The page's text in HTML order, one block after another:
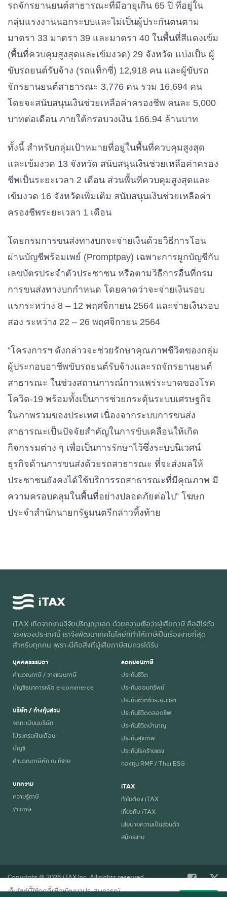
รถจักรยานยนต์สาธารณะที่มีอายุเกิน 65 ปี ที่อยู่ใน
กลุ่มแรงงานนอกระบบและไม่เป็นผู้ประกันตนตาม
มาตรา 33 มาตรา 39 และมาตรา 40 ในพื้นที่สีแดงเข้ม
(พื้นที่ควบคุมสูงสุดและเข้มงวด) 29 จังหวัด แบ่งเป็น ผู้
ขับรถยนต์รับจ้าง (รถแท็กซี่) 12,918 คน และผู้ขับรถ
จักรยานยนต์สาธารณะ 3,776 คน รวม 16,694 คน
โดยจะสนับสนุนเงินช่วยเหลือค่าครองชีพ คนละ 5,000
บาทต่อเดือน ภายใต้กรอบวงเงิน 166.94 ล้านบาท
ทั้งนี้ สำหรับกลุ่มเป้าหมายที่อยู่ในพื้นที่ควบคุมสูงสุด
และเข้มงวด 13 จังหวัด สนับสนุนเงินช่วยเหลือค่าครอง
ชีพเป็นระยะเวลา 2 เดือน ส่วนพื้นที่ควบคุมสูงสุดและ
เข้มงวด 16 จังหวัดเพิ่มเติม สนับสนุนเงินช่วยเหลือค่า
ครองชีพระยะเวลา 1 เดือน
โดยกรมการขนส่งทางบกจะจ่ายเงินด้วยวิธีการโอน
ผ่านบัญชีพร้อมเพย์ (Promptpay) เฉพาะการผูกบัญชีกับ
เลขบัตรประจำตัวประชาชน หรือตามวิธีการอื่นที่กรม
การขนส่งทางบกกำหนด โดยคาดว่าจะจ่ายเงินรอบ
แรกระหว่าง 8 – 12 พฤศจิกายน 2564 และจ่ายเงินรอบ
สอง ระหว่าง 22 – 26 พฤศจิกายน 2564
“โครงการฯ ดังกล่าวจะช่วยรักษาคุณภาพชีวิตของกลุ่ม
ผู้ประกอบอาชีพขับรถยนต์รับจ้างและรถจักรยานยนต์
สาธารณะ ในช่วงสถานการณ์การแพร่ระบาดของโรค
โควิด-19 พร้อมทั้งเป็นการช่วยกระตุ้นระบบเศรษฐกิจ
ในภาพรวมของประเทศ เนื่องจากระบบการขนส่ง
สาธารณะเป็นปัจจัยสำคัญในการขับเคลื่อนให้เกิด
กิจกรรมต่าง ๆ เพื่อเป็นการรักษาไว้ซึ่งระบบนิเวศน์
ธุรกิจด้านการขนส่งด้วยรถสาธารณะ ที่จะส่งผลให้
ประชาชนยังคงได้ใช้บริการรถสาธารณะที่มีคุณภาพ มี
ความครอบคลุมในพื้นที่อย่างปลอดภัยต่อไป” โฆษก
ประจำสำนักนายกรัฐมนตรีกล่าวทิ้งท้าย
iTAX เกิดจากงานวิจัยปริญญาเอก ด้วยความเชื่อว่าผู้เสียภาษี คือฮีโร่ตัว
จริงของประเทศนี้ เราจึงพัฒนาเทคโนโลยีที่ทำให้ภาษีเป็นเรื่องง่ายที่สุด
สำหรับทุกคน เพราะนี่คือสิ่งที่ผู้เสียภาษีสมควรได้รับ
บุคคลธรรมดา
คำนวณภาษี / วางแผนภาษี
บัญชีธนาคารเพื่อ e-commerce
บริษัท / ห้างหุ้นส่วน
จดทะเบียนบริษัท
โปรแกรมเงินเดือน
บัญชี
คำนวณภาษีหัก ณ ที่จ่าย
บทความ
ความรู้ภาษี
ข่าวภาษี
ลดหย่อนภาษี
ประกันชีวิต
ประกันออมทรัพย์
ประกันชีวิตชั่วระยะเวลา
ประกันชีวิตตลอดชีพ
ประกันชีวิตบำนาญ
ประกันสุขภาพ
ประกันโรคร้ายแรง
กองทุน RMF / Thai ESG
iTAX
ทำไมต้อง iTAX
เกี่ยวกับ iTAX
นโยบายความเป็นส่วนตัว
สมัครงาน
Copyright © 2026 iTAX Inc. All rights reserved.
เว็บไซต์นี้ใช้คุกกี้เพื่อพัฒนาประสบการณ์